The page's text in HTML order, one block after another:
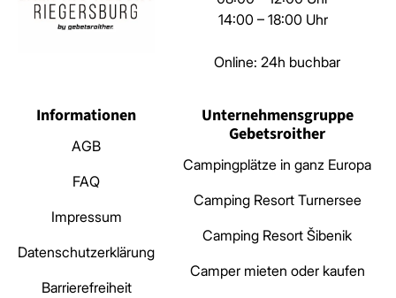
14:00 – 18:00 Uhr
Online: 24h buchbar
Informationen
AGB
FAQ
Impressum
Datenschutzerklärung
Barrierefreiheit
Unternehmensgruppe
Gebetsroither
Campingplätze in ganz Europa
Camping Resort Turnersee
Camping Resort Šibenik
Camper mieten oder kaufen